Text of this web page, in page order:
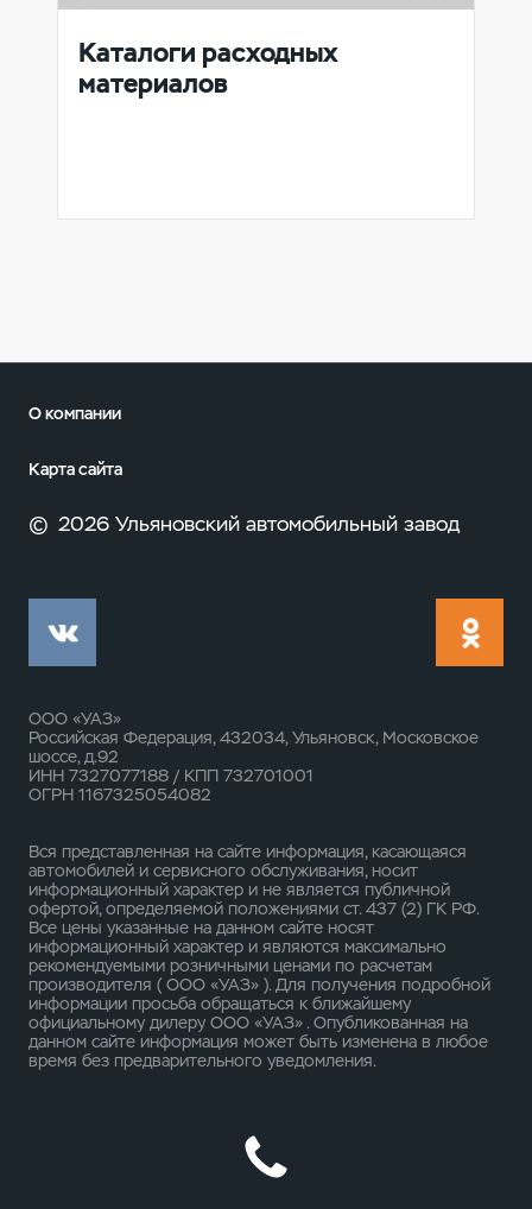
Каталоги расходных
материалов
О компании
Карта сайта
© 2026 Ульяновский автомобильный завод
ООО «УАЗ»
Российская Федерация, 432034, Ульяновск, Московское
шоссе, д.92
ИНН 7327077188 / КПП 732701001
ОГРН 1167325054082
Вся представленная на сайте информация, касающаяся
автомобилей и сервисного обслуживания, носит
информационный характер и не является публичной
офертой, определяемой положениями ст. 437 (2) ГК РФ.
Все цены указанные на данном сайте носят
информационный характер и являются максимально
рекомендуемыми розничными ценами по расчетам
производителя ( ООО «УАЗ» ). Для получения подробной
информации просьба обращаться к ближайшему
официальному дилеру ООО «УАЗ» . Опубликованная на
данном сайте информация может быть изменена в любое
время без предварительного уведомления.